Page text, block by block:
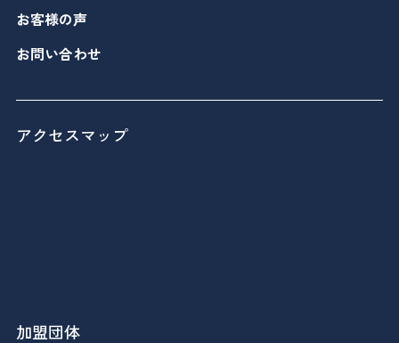
お客様の声
お問い合わせ
アクセスマップ
加盟団体